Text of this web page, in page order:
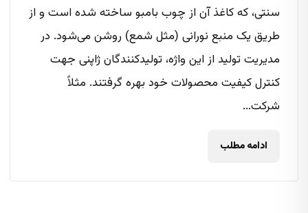
سنتی، که کاغذ آن از چوب بامبو ساخته شده است و از
طریق یک منبع نورانی (مثل شمع) روشن می‌شود. در
مدیریت تولید از این واژه، تولیدکنندگان ژاپنی جهت
کنترل کیفیت محصولات خود بهره گرفتند. مثلاً
شرکت...
ادامه مطلب